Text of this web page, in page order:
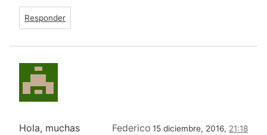
Responder
Federico 15 diciembre, 2016, 21:18
Hola, muchas